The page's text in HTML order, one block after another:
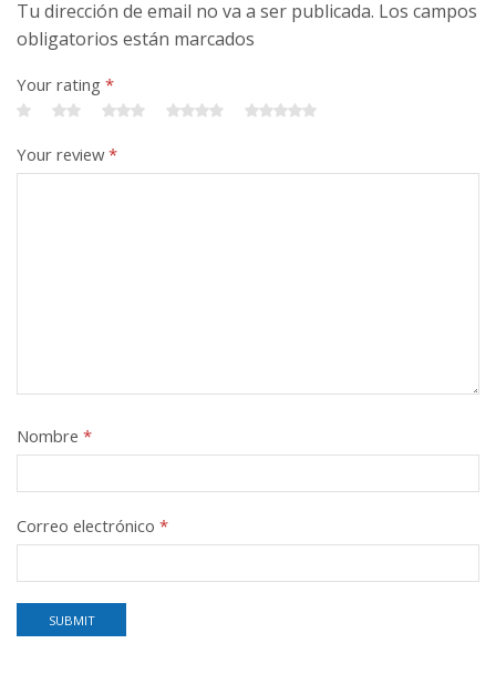
Tu dirección de email no va a ser publicada. Los campos
obligatorios están marcados
Your rating *
Your review*
Nombre *
Correo electrónico *